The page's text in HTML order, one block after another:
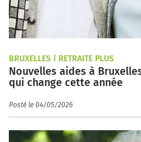
BRUXELLES | RETRAITE PLUS
Nouvelles aides à
qui change cette année
Posté le 04/05/2026